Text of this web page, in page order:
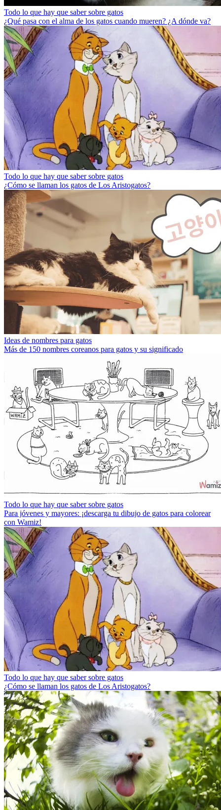
Todo lo que hay que saber sobre gatos
¿Qué pasa con el alma de los gatos cuando mueren? ¿A dónde va?
Todo lo que hay que saber sobre gatos
¿Cómo se llaman los gatos de Los Aristogatos?
Ideas de nombres para gatos
Más de 150 nombres coreanos para gatos y su significado
Todo lo que hay que saber sobre gatos
Para jóvenes y mayores: ¡descarga tu dibujo de gatos para colorear
con Wamiz!
Todo lo que hay que saber sobre gatos
¿Cómo se llaman los gatos de Los Aristogatos?